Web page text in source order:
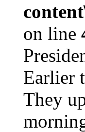
on line
Earlier
They